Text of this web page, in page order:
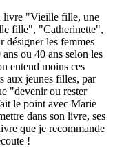
livre "Vieille fille, une
fille", "Catherinette",
désigner les femmes
ou 40 ans selon les
entend moins ces
aux jeunes filles, par
"devenir ou rester
le point avec Marie
dans son livre, ses
que je recommande
!